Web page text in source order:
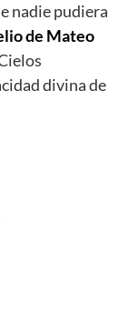
nadie pudiera
de Mateo
divina de